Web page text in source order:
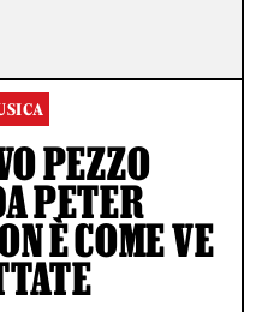
PEZZO
PETER
È COME VE